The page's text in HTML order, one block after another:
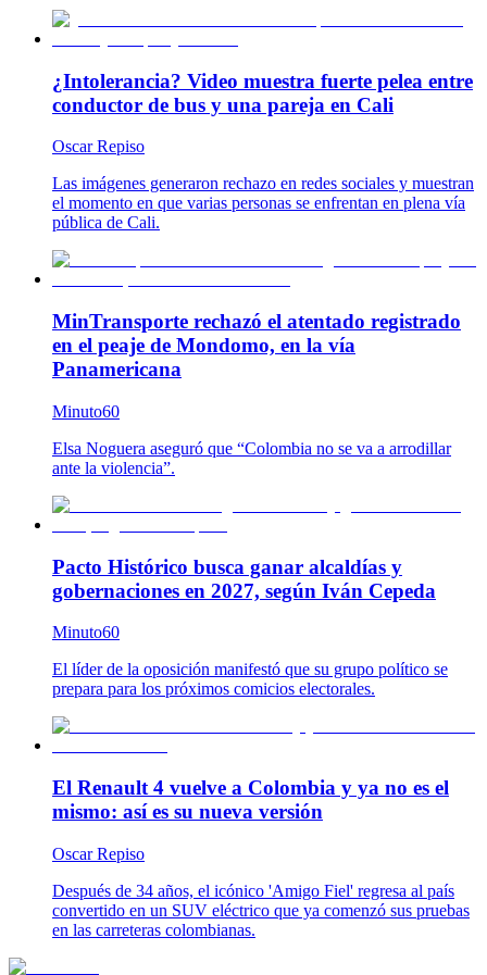
¿Intolerancia? Video muestra fuerte pelea entre
conductor de bus y una pareja en Cali
Oscar Repiso
Las imágenes generaron rechazo en redes sociales y muestran
el momento en que varias personas se enfrentan en plena vía
pública de Cali.
MinTransporte rechazó el atentado registrado
en el peaje de Mondomo, en la vía
Panamericana
Minuto60
Elsa Noguera aseguró que “Colombia no se va a arrodillar
ante la violencia”.
Pacto Histórico busca ganar alcaldías y
gobernaciones en 2027, según Iván Cepeda
Minuto60
El líder de la oposición manifestó que su grupo político se
prepara para los próximos comicios electorales.
El Renault 4 vuelve a Colombia y ya no es el
mismo: así es su nueva versión
Oscar Repiso
Después de 34 años, el icónico 'Amigo Fiel' regresa al país
convertido en un SUV eléctrico que ya comenzó sus pruebas
en las carreteras colombianas.